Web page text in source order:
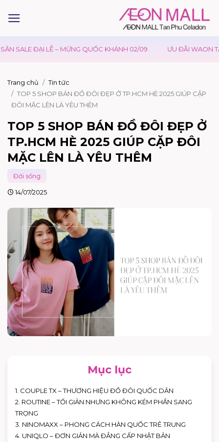
LỄ – MỪNG QUỐC KHÁNH 02/09 ƯU ĐÃI WAON TẠI
Trang chủ
Tin tức
TOP 5 SHOP BÁN ĐỒ ĐÔI ĐẸP Ở TP.HCM HÈ 2025 GIÚP CẶP
ĐÔI MẶC LÊN LÀ YÊU THÊM
TOP 5 SHOP BÁN ĐỒ ĐÔI ĐẸP Ở
TP.HCM HÈ 2025 GIÚP CẶP ĐÔI
MẶC LÊN LÀ YÊU THÊM
Đời sống
14/07/2025
Mục lục
1. COUPLE TX – THƯƠNG HIỆU ĐỒ ĐÔI QUỐC DÂN
2. ROUTINE – TỐI GIẢN NHƯNG KHÔNG KÉM PHẦN SANG
TRỌNG
3. NINOMAXX – PHONG CÁCH HÀN QUỐC TRẺ TRUNG
4. UNIQLO – ĐƠN GIẢN MÀ ĐẲNG CẤP NHẬT BẢN